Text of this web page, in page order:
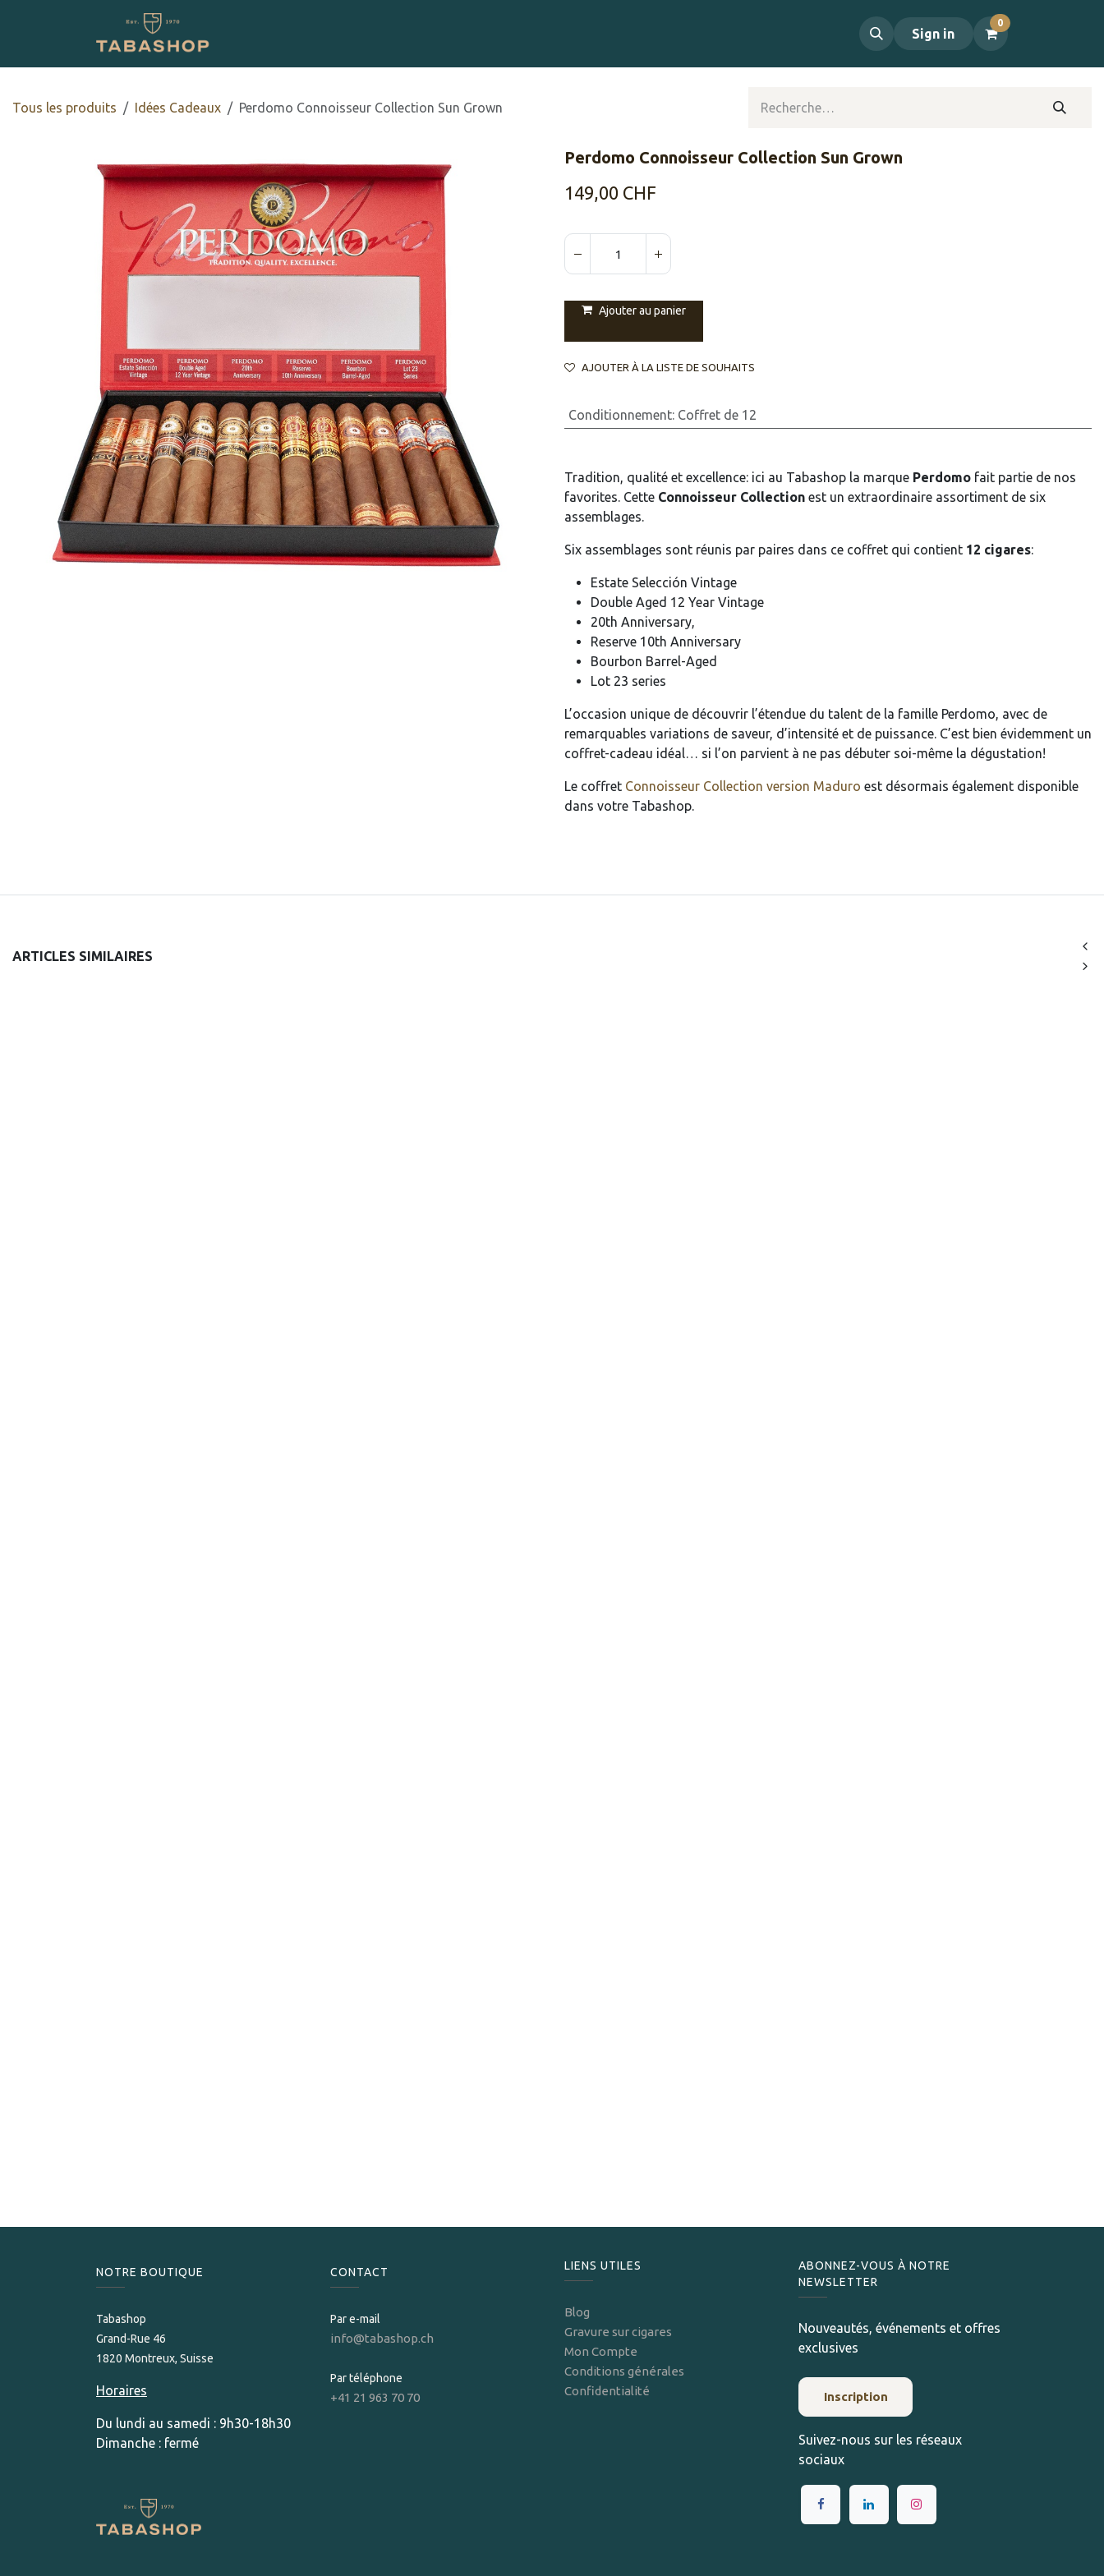
Sign in
0
Tous les produits Idées Cadeaux Perdomo Connoisseur Collection Sun Grown
Perdomo Connoisseur Collection Sun Grown
149,00 CHF
Ajouter au panier
AJOUTER À LA LISTE DE SOUHAITS
Conditionnement: Coffret de 12
Tradition, qualité et excellence: ici au Tabashop la marque Perdomo fait partie de nos
favorites. Cette Connoisseur Collection est un extraordinaire assortiment de six
assemblages.
Six assemblages sont réunis par paires dans ce coffret qui contient 12 cigares:
Estate Selección Vintage
Double Aged 12 Year Vintage
20th Anniversary,
Reserve 10th Anniversary
Bourbon Barrel-Aged
Lot 23 series
L’occasion unique de découvrir l’étendue du talent de la famille Perdomo, avec de
remarquables variations de saveur, d’intensité et de puissance. C’est bien évidemment un
coffret-cadeau idéal… si l’on parvient à ne pas débuter soi-même la dégustation!
Le coffret Connoisseur Collection version Maduro est désormais également disponible
dans votre Tabashop.
ARTICLES SIMILAIRES
NOTRE BOUTIQUE
Tabashop
Grand-Rue 46
1820 Montreux, Suisse
Horaires
Du lundi au samedi : 9h30-18h30
Dimanche : fermé
CONTACT
Par e-mail
info@tabashop.ch
Par téléphone
+41 21 963 70 70
LIENS UTILES
Blog
Gravure sur cigares
Mon Compte
Conditions générales
Confidentialité
ABONNEZ-VOUS À NOTRE
NEWSLETTER
Nouveautés, événements et offres
exclusives
Inscription
Suivez-nous sur les réseaux
sociaux